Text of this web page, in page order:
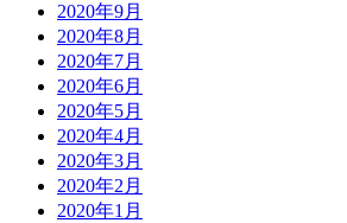
2020年9月
2020年8月
2020年7月
2020年6月
2020年5月
2020年4月
2020年3月
2020年2月
2020年1月